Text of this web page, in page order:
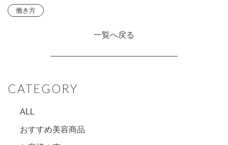
CATEGORY
ALL
おすすめ美容商品
働き方
一覧へ戻る